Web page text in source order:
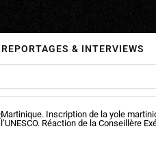
REPORTAGES & INTERVIEWS
Martinique. Inscription de la yole
l’UNESCO. Réaction de la Conseillère